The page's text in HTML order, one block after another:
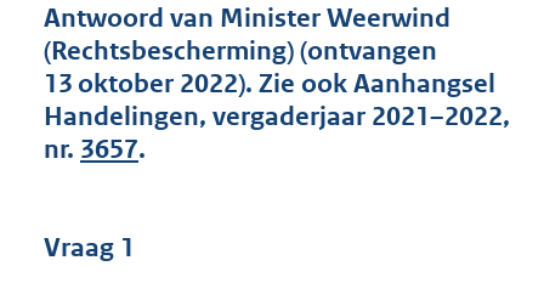
t
e
:
4
Antwoord van Minister Weerwind
(Rechtsbescherming) (ontvangen
13 oktober 2022). Zie ook Aanhangsel
Handelingen, vergaderjaar 2021–2022,
nr. 3657.
Vraag 1